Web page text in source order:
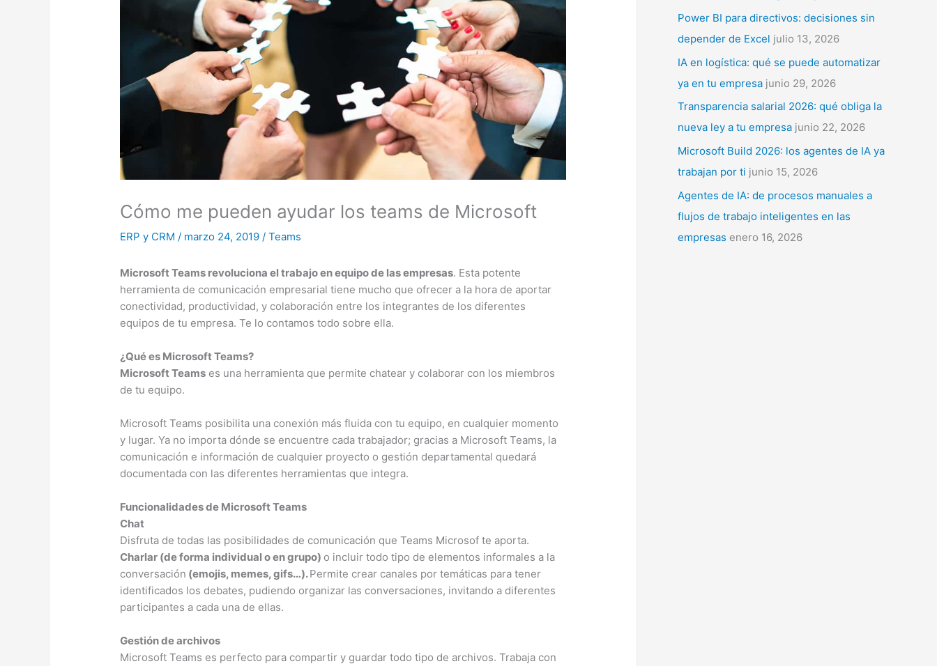
Cómo me pueden ayudar los teams de Microsoft
ERP y CRM / marzo 24, 2019/Teams
Microsoft Teams revoluciona el trabajo en equipo de las empresas. Esta potente
herramienta de comunicación empresarial tiene mucho que ofrecer a la hora de aportar
conectividad, productividad, y colaboración entre los integrantes de los diferentes
equipos de tu empresa. Te lo contamos todo sobre ella.
¿Qué es Microsoft Teams?
Microsoft Teams es una herramienta que permite chatear y colaborar con los miembros
de tu equipo.
Microsoft Teams posibilita una conexión más fluida con tu equipo, en cualquier momento
y lugar. Ya no importa dónde se encuentre cada trabajador; gracias a Microsoft Teams, la
comunicación e información de cualquier proyecto o gestión departamental quedará
documentada con las diferentes herramientas que integra.
Funcionalidades de Microsoft Teams
Chat
Disfruta de todas las posibilidades de comunicación que Teams Microsof te aporta.
Charlar (de forma individual o en grupo) o incluir todo tipo de elementos informales a la
conversación (emojis, memes, gifs…).Permite crear canales por temáticas para tener
identificados los debates, pudiendo organizar las conversaciones, invitando a diferentes
participantes a cada una de ellas.
Gestión de archivos
Microsoft Teams es perfecto para compartir y guardar todo tipo de archivos. Trabaja con
:
Power BI para directivos: decisiones sin
depender de Excel julio 13, 2026
IA en logística: qué se puede automatizar
ya en tu empresa junio 29, 2026
Transparencia salarial 2026: qué obliga la
nueva ley a tu empresa junio 22, 2026
Microsoft Build 2026: los agentes de IA ya
trabajan por ti junio 15, 2026
Agentes de IA: de procesos manuales a
flujos de trabajo inteligentes en las
empresas enero 16, 2026